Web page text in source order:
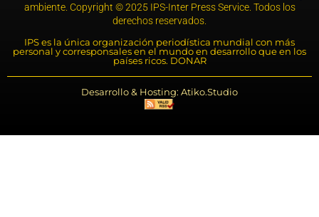
ambiente. Copyright © 2025 IPS-Inter Press Service. Todos los
derechos reservados.
IPS es la única organización periodística mundial con más
personal y corresponsales en el mundo en desarrollo que en los
países ricos. DONAR
Desarrollo & Hosting: Atiko.Studio